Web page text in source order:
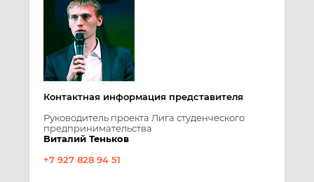
Контактная информация представителя
Руководитель проекта Лига студенческого
предпринимательства
Виталий Теньков
+7 927 828 94 51